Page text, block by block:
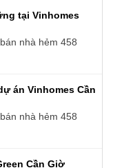
tại Vinhomes
nhà hẻm 458
án Vinhomes Cần
nhà hẻm 458
Cần Giờ